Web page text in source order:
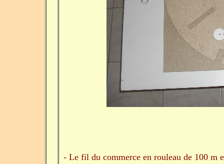
- Le fil du commerce en rouleau de 100 m